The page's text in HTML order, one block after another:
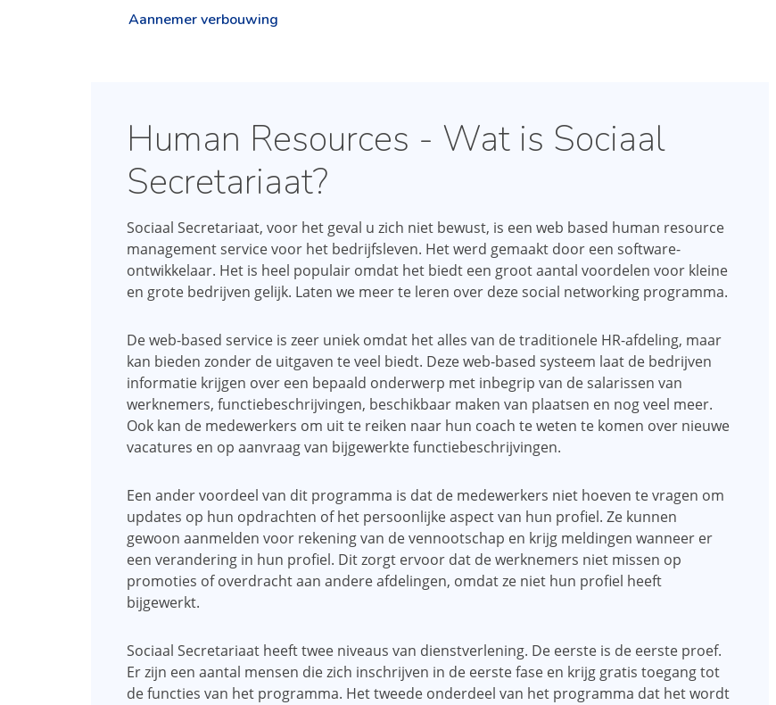
Aannemer verbouwing
Human Resources - Wat is Sociaal
Secretariaat?
Sociaal Secretariaat, voor het geval u zich niet bewust, is een web based human resource
management service voor het bedrijfsleven. Het werd gemaakt door een software-
ontwikkelaar. Het is heel populair omdat het biedt een groot aantal voordelen voor kleine
en grote bedrijven gelijk. Laten we meer te leren over deze social networking programma.
De web-based service is zeer uniek omdat het alles van de traditionele HR-afdeling, maar
kan bieden zonder de uitgaven te veel biedt. Deze web-based systeem laat de bedrijven
informatie krijgen over een bepaald onderwerp met inbegrip van de salarissen van
werknemers, functiebeschrijvingen, beschikbaar maken van plaatsen en nog veel meer.
Ook kan de medewerkers om uit te reiken naar hun coach te weten te komen over nieuwe
vacatures en op aanvraag van bijgewerkte functiebeschrijvingen.
Een ander voordeel van dit programma is dat de medewerkers niet hoeven te vragen om
updates op hun opdrachten of het persoonlijke aspect van hun profiel. Ze kunnen
gewoon aanmelden voor rekening van de vennootschap en krijg meldingen wanneer er
een verandering in hun profiel. Dit zorgt ervoor dat de werknemers niet missen op
promoties of overdracht aan andere afdelingen, omdat ze niet hun profiel heeft
bijgewerkt.
Sociaal Secretariaat heeft twee niveaus van dienstverlening. De eerste is de eerste proef.
Er zijn een aantal mensen die zich inschrijven in de eerste fase en krijg gratis toegang tot
de functies van het programma. Het tweede onderdeel van het programma dat het wordt